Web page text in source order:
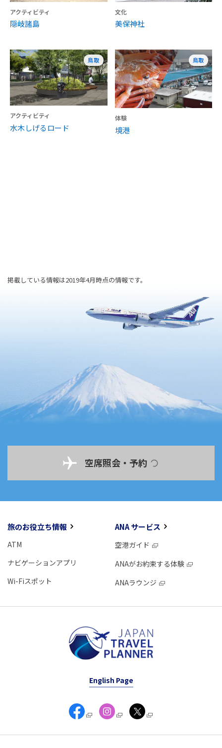
アクティビティ
隠岐諸島
文化
美保神社
鳥取
アクティビティ
水木しげるロード
鳥取
体験
境港
掲載している情報は2019年4月時点の情報です。
空席照会・予約
旅のお役立ち情報
ATM
ナビゲーションアプリ
Wi-Fiスポット
ANA サービス
空港ガイド
ANAがお約束する体験
ANAラウンジ
English Page